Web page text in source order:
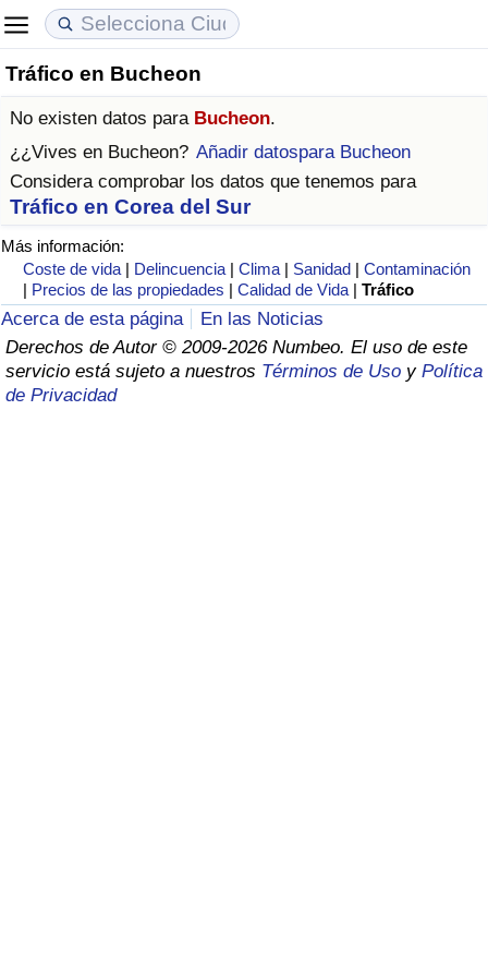
Tráfico en Bucheon
No existen datos para Bucheon.
¿¿Vives en Bucheon? Añadir datospara Bucheon
Considera comprobar los datos que tenemos para
Tráfico en Corea del Sur
Más información:
Coste de vida | Delincuencia |Clima | Sanidad |Contaminación
| Precios de las propiedades |Calidad de Vida |Tráfico
Acerca de esta página
En las Noticias
Derechos de Autor © 2009-2026 Numbeo. El uso de este
servicio está sujeto a nuestros Términos de Uso y Política
de Privacidad
Coste de vida
Índice de Costo de Vida
Índice de costo de vida por país
en aqaba
Precios de las propiedades
Índice de Precios de Inmuebles
Índice de Precios de Inmuebles por País
Calidad de Vida
Índice de Calidad de Vida (Actual)
Índice de calidad de vida por país
Delincuencia
Calificación del Índice de Criminalidad
(Actual)